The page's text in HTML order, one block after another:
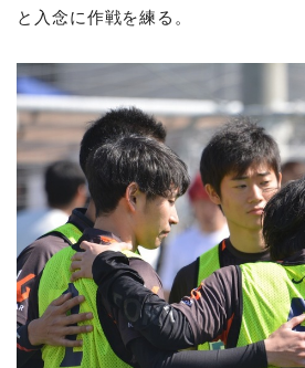
と入念に作戦を練る。